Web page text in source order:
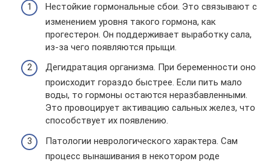
Нестойкие гормональные сбои. Это связывают с
изменением уровня такого гормона, как
прогестерон. Он поддерживает выработку сала,
из-за чего появляются прыщи.
Дегидратация организма. При беременности оно
происходит гораздо быстрее. Если пить мало
воды, то гормоны остаются неразбавленными.
Это провоцирует активацию сальных желез, что
способствует их появлению.
Патологии неврологического характера. Сам
процесс вынашивания в некотором роде